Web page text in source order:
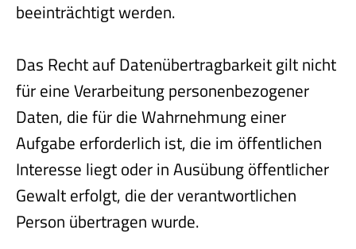
beeinträchtigt werden.
Das Recht auf Datenübertragbarkeit gilt nicht
für eine Verarbeitung personenbezogener
Daten, die für die Wahrnehmung einer
Aufgabe erforderlich ist, die im öffentlichen
Interesse liegt oder in Ausübung öffentlicher
Gewalt erfolgt, die der verantwortlichen
Person übertragen wurde.